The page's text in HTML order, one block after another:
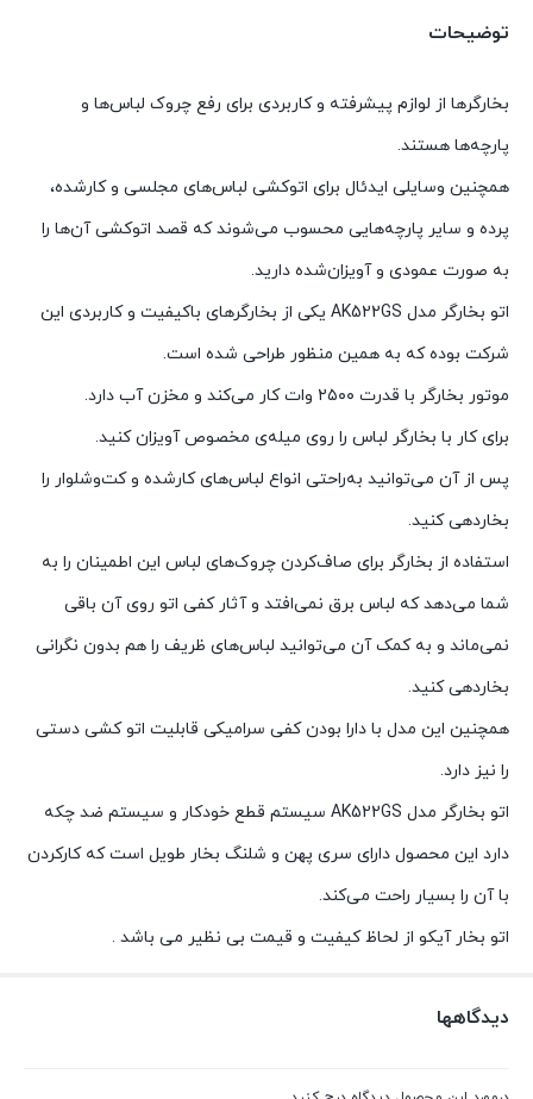
توضیحات
بخارگرها از لوازم پیشرفته و کاربردی برای رفع چروک لباس‌ها و
پارچه‌ها هستند.
همچنین وسایلی ایدئال برای اتوکشی لباس‌های مجلسی و کارشده،
پرده و سایر پارچه‌هایی محسوب می‌شوند که قصد اتوکشی آن‌ها را
به صورت عمودی و آویزان‌شده دارید.
اتو بخارگر مدل AK522GS یکی از بخارگرهای باکیفیت و کاربردی این
شرکت بوده که به همین منظور طراحی شده است.
موتور بخارگر با قدرت ۲۵۰۰ وات کار می‌کند و مخزن آب دارد.
برای کار با بخارگر لباس‌ را روی میله‌ی مخصوص آویزان کنید.
پس از آن می‌توانید به‌راحتی انواع لباس‌های کارشده و کت‌وشلوار را
بخاردهی کنید.
استفاده از بخارگر برای صاف‌کردن چروک‌های لباس این اطمینان را به‌
شما می‌دهد که لباس برق نمی‌افتد و آثار کفی اتو روی آن باقی
نمی‌ماند و به کمک آن می‌توانید لباس‌های ظریف را هم بدون نگرانی
بخاردهی کنید.
همچنین این مدل با دارا بودن کفی سرامیکی قابلیت اتو کشی دستی
را نیز دارد.
اتو بخارگر مدل AK522GS سیستم قطع خودکار و سیستم ضد چکه
دارد این محصول دارای سری پهن و شلنگ بخار طویل است که کارکردن
با آن را بسیار راحت می‌کند.
اتو بخار آیکو از لحاظ کیفیت و قیمت بی نظیر می باشد .
دیدگاهها